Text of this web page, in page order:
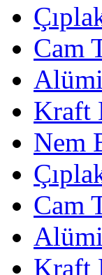
Cam
Kraft
Nem
Cam
Kraft